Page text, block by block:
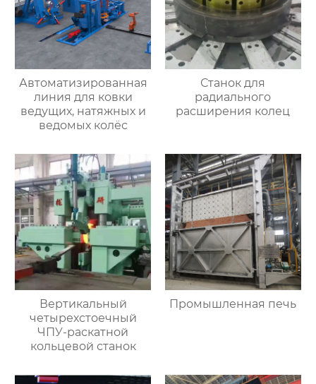
Автоматизированная
линия для ковки
ведущих, натяжных и
ведомых колёс
Станок для
радиального
расширения колец
Вертикальный
четырехстоечный
ЧПУ-раскатной
кольцевой станок
Промышленная печь